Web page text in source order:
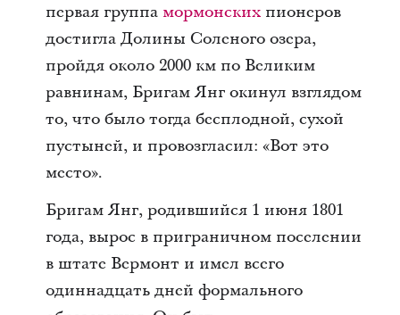
первая группа мормонскихпионеров
достигла Долины Соленого озера,
пройдя около 2000 км по Великим
равнинам, Бригам Янг окинул взглядом
то, что было тогда бесплодной, сухой
пустыней, и провозгласил: «Вот это
место».
Бригам Янг, родившийся 1 июня 1801
года, вырос в приграничном поселении
в штате Вермонт и имел всего
одиннадцать дней формального